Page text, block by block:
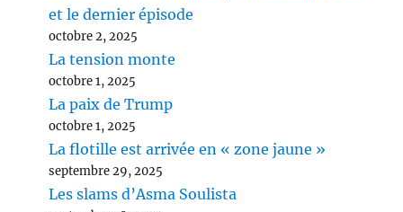
et le dernier épisode
octobre 2, 2025
La tension monte
octobre 1, 2025
La paix de Trump
octobre 1, 2025
La flotille est arrivée en « zone jaune »
septembre 29, 2025
Les slams d’Asma Soulista